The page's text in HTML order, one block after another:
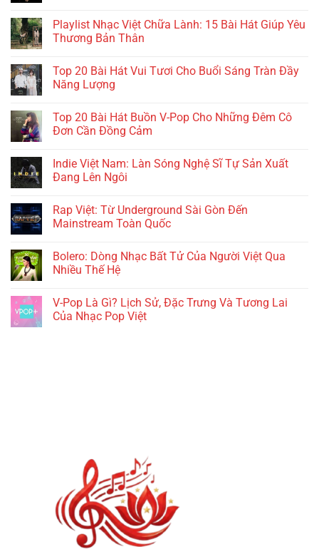
Playlist Nhạc Việt Chữa Lành: 15 Bài Hát Giúp Yêu
Thương Bản Thân
Top 20 Bài Hát Vui Tươi Cho Buổi Sáng Tràn Đầy
Năng Lượng
Top 20 Bài Hát Buồn V-Pop Cho Những Đêm Cô
Đơn Cần Đồng Cảm
Indie Việt Nam: Làn Sóng Nghệ Sĩ Tự Sản Xuất
Đang Lên Ngôi
Rap Việt: Từ Underground Sài Gòn Đến
Mainstream Toàn Quốc
Bolero: Dòng Nhạc Bất Tử Của Người Việt Qua
Nhiều Thế Hệ
V-Pop Là Gì? Lịch Sử, Đặc Trưng Và Tương Lai
Của Nhạc Pop Việt